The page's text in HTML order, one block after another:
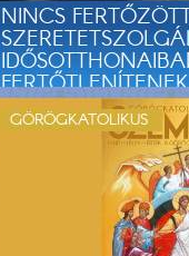
NINCS
GÖRÖGKATOLIKUS